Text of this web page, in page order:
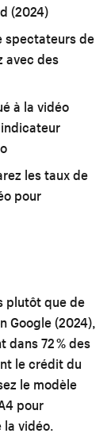
(2024)
spectateurs de
avec des
à la vidéo
les taux de
pour
plutôt que de
Google (2024),
72 % des
le crédit du
le modèle
pour
vidéo.